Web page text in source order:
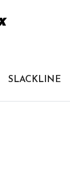
SLACKLINE